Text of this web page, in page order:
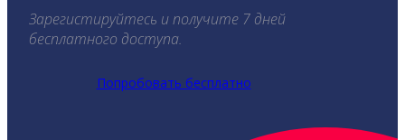
Зарегистируйтесь и получите 7 дней
бесплатного доступа.
Попробовать бесплатно